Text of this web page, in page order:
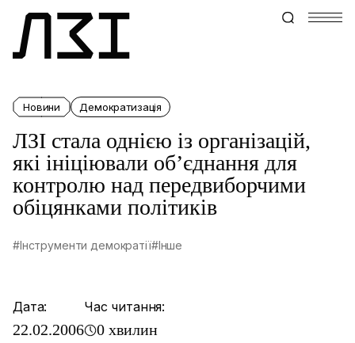
Новини Демократизація
ЛЗІ стала однією із організацій,
які ініціювали об’єднання для
контролю над передвиборчими
обіцянками політиків
#Інструменти демократії#Інше
Дата:
22.02.2006
Час читання:
0 хвилин